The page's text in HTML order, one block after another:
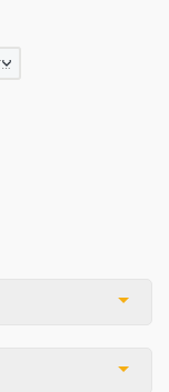
Никель, с прозрачным резурвуаром для топлива